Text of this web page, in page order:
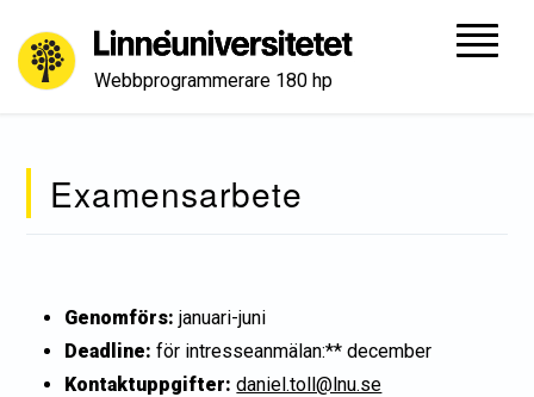
Webbprogrammerare 180 hp
Examensarbete
Genomförs: januari-juni
Deadline: för intresseanmälan:** december
Kontaktuppgifter: daniel.toll@lnu.se